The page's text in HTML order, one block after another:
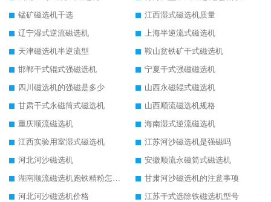
锰矿磁选机干选
江西湿式磁选机质量
辽宁湿式逆流磁选机
上海半逆流式磁选机
天津磁选机半逆流型
鞍山贫铁矿干式磁选机
邯郸干式辊式强磁选机
宁夏干式强磁磁选机
四川磁选机的强磁是多少
山西永磁辊式磁选机
甘肃干式永磁筒式磁选机
山西顺流磁选机规格
重庆顺流磁选机
海南湿式逆流磁选机
江西实验用室湿式磁选机
江苏河沙磁选机是强磁吗
河北河沙磁选机
安徽顺流永磁筒式磁选机
湖南顺流磁选机跑铁精粉怎么处理
甘肃河沙磁选机的注意事项
河北河沙磁选机价格
江苏干式选除铁磁选机型号